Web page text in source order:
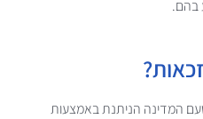
בהם.
המדינה הניתנת באמצעות